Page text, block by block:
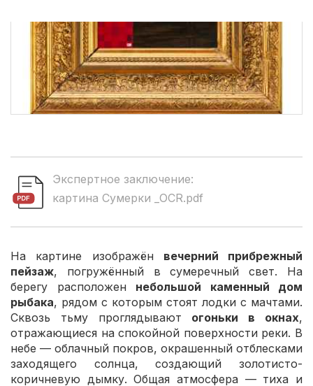
Экспертное заключение:
картина Сумерки _OCR.pdf
На картине изображён вечерний прибрежный
пейзаж, погружённый в сумеречный свет. На
берегу расположен небольшой каменный дом
рыбака, рядом с которым стоят лодки с мачтами.
Сквозь тьму проглядывают огоньки в окнах,
отражающиеся на спокойной поверхности реки. В
небе — облачный покров, окрашенный отблесками
заходящего солнца, создающий золотисто-
коричневую дымку. Общая атмосфера — тиха и